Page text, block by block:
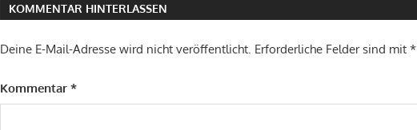
KOMMENTAR HINTERLASSEN
Deine E-Mail-Adresse wird nicht veröffentlicht. Erforderliche Felder sind mit*
Kommentar*